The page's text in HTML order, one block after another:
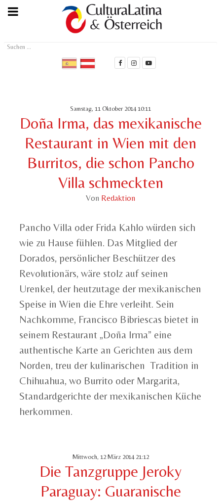
Suchen
Samstag, 11 Oktober 2014 10:11
Doña Irma, das mexikanische
Restaurant in Wien mit den
Burritos, die schon Pancho
Villa schmeckten
Von Redaktion
Pancho Villa oder Frida Kahlo würden sich
wie zu Hause fühlen. Das Mitglied der
Dorados, persönlicher Beschützer des
Revolutionärs, wäre stolz auf seinen
Urenkel, der heutzutage der mexikanischen
Speise in Wien die Ehre verleiht. Sein
Nachkomme, Francisco Bibriescas bietet in
seinem Restaurant „Doña Irma” eine
authentische Karte an Gerichten aus dem
Norden, treu der kulinarischen Tradition in
Chihuahua, wo Burrito oder Margarita,
Standardgerichte der mexikanischen Küche
herkommen.
Mittwoch, 12 März 2014 21:12
Die Tanzgruppe Jeroky
Paraguay: Guaranische